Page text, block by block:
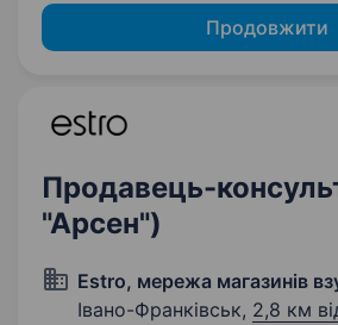
Продовжити
Продавець-
"Арсен")
Estro, мережа магазинів
Івано-Франківськ, 2,8 км